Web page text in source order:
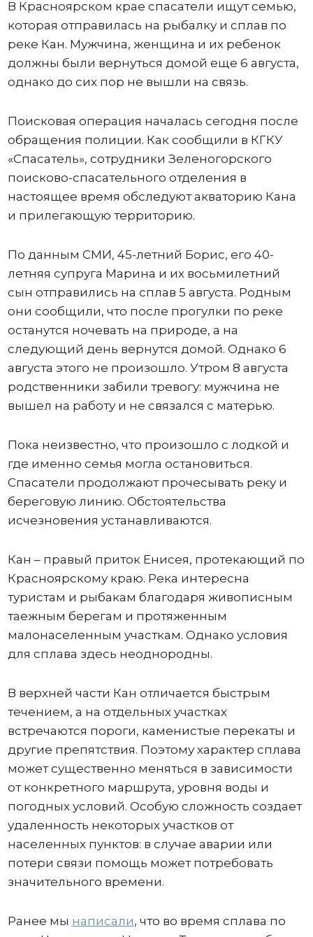
В Красноярском крае спасатели ищут семью,
которая отправилась на рыбалку и сплав по
реке Кан. Мужчина, женщина и их ребенок
должны были вернуться домой еще 6 августа,
однако до сих пор не вышли на связь.
Поисковая операция началась сегодня после
обращения полиции. Как сообщили в КГКУ
«Спасатель», сотрудники Зеленогорского
поисково-спасательного отделения в
настоящее время обследуют акваторию Кана
и прилегающую территорию.
По данным СМИ, 45-летний Борис, его 40-
летняя супруга Марина и их восьмилетний
сын отправились на сплав 5 августа. Родным
они сообщили, что после прогулки по реке
останутся ночевать на природе, а на
следующий день вернутся домой. Однако 6
августа этого не произошло. Утром 8 августа
родственники забили тревогу: мужчина не
вышел на работу и не связался с матерью.
Пока неизвестно, что произошло с лодкой и
где именно семья могла остановиться.
Спасатели продолжают прочесывать реку и
береговую линию. Обстоятельства
исчезновения устанавливаются.
Кан – правый приток Енисея, протекающий по
Красноярскому краю. Река интересна
туристам и рыбакам благодаря живописным
таежным берегам и протяженным
малонаселенным участкам. Однако условия
для сплава здесь неоднородны.
В верхней части Кан отличается быстрым
течением, а на отдельных участках
встречаются пороги, каменистые перекаты и
другие препятствия. Поэтому характер сплава
может существенно меняться в зависимости
от конкретного маршрута, уровня воды и
погодных условий. Особую сложность создает
удаленность некоторых участков от
населенных пунктов: в случае аварии или
потери связи помощь может потребовать
значительного времени.
Ранее мы написали, что во время сплава по